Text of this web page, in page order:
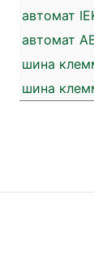
автомат
автомат
шина
шина